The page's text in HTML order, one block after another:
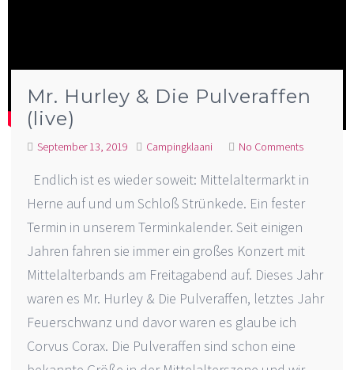
Mr. Hurley & Die Pulveraffen
(live)
September 13, 2019 Campingklaani No Comments
Endlich ist es wieder soweit: Mittelaltermarkt in
Herne auf und um Schloß Strünkede. Ein fester
Termin in unserem Terminkalender. Seit einigen
Jahren fahren sie immer ein großes Konzert mit
Mittelalterbands am Freitagabend auf. Dieses Jahr
waren es Mr. Hurley & Die Pulveraffen, letztes Jahr
Feuerschwanz und davor waren es glaube ich
Corvus Corax. Die Pulveraffen sind schon eine